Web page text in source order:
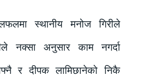
स्थानीय मनोज गिरीले
नक्सा अनुसार काम नगर्दा
र दीपक लामिछानेको निकै